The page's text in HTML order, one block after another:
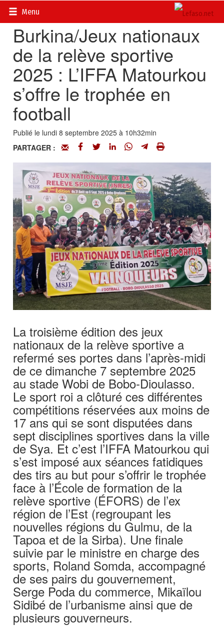
Menu
Accueil>
Burkina/Jeux nationaux
de la relève sportive
2025 : L’IFFA Matourkou
s’offre le trophée en
football
Publié le lundi 8 septembre 2025 à 10h32min
PARTAGER :
La troisième édition des jeux
nationaux de la relève sportive a
refermé ses portes dans l’après-midi
de ce dimanche 7 septembre 2025
au stade Wobi de Bobo-Dioulasso.
Le sport roi a clôturé ces différentes
compétitions réservées aux moins de
17 ans qui se sont disputées dans
sept disciplines sportives dans la ville
de Sya. Et c’est l’IFFA Matourkou qui
s’est imposé aux séances fatidiques
des tirs au but pour s’offrir le trophée
face à l’École de formation de la
relève sportive (ÉFORS) de l’ex
région de l’Est (regroupant les
nouvelles régions du Gulmu, de la
Tapoa et de la Sirba). Une finale
suivie par le ministre en charge des
sports, Roland Somda, accompagné
de ses pairs du gouvernement,
Serge Poda du commerce, Mikaïlou
Sidibé de l’urbanisme ainsi que de
plusieurs gouverneurs.